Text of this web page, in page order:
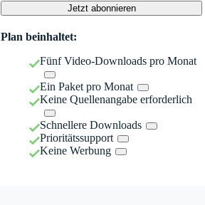
Jetzt abonnieren
Plan beinhaltet:
Fünf Video-Downloads pro Monat
Ein Paket pro Monat
Keine Quellenangabe erforderlich
Schnellere Downloads
Prioritätssupport
Keine Werbung